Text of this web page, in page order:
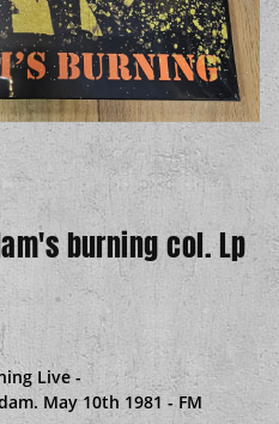
burning col. Lp
Live -
May 10th 1981 - FM